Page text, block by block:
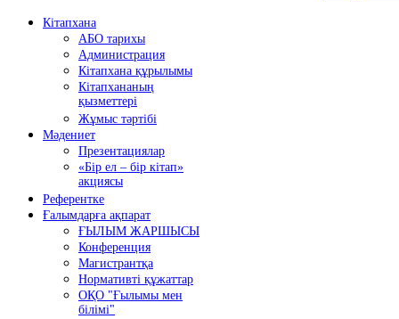
Кітапхана
АБО тарихы
Администрация
Кітапхана құрылымы
Кітапхананың
қызметтері
Жұмыс тәртібі
Мәдениет
Презентациялар
«Бір ел – бір кітап»
акциясы
Референтке
Ғалымдарға ақпарат
ҒЫЛЫМ ЖАРШЫСЫ
Конференция
Магистрантқа
Нормативті құжаттар
ОҚО "Ғылымы мен
білімі"